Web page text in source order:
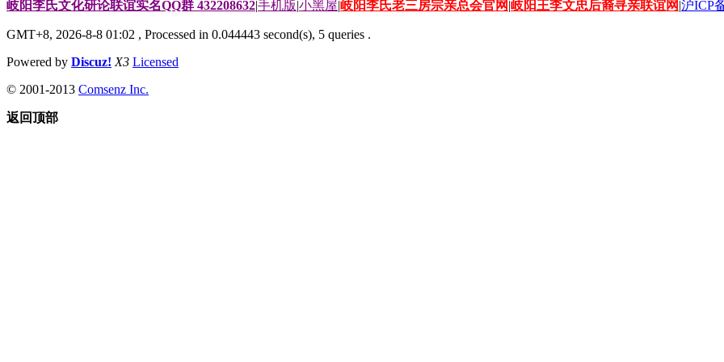
岐阳李氏文化研论联谊实名QQ群 432208632|手机版|小黑屋|岐阳李氏老三房宗亲总会官网|岐阳王李文忠后裔寻亲联谊网|沪ICP
GMT+8, 2026-8-8 01:02 , Processed in 0.044443 second(s), 5 queries .
Powered by Discuz! X3 Licensed
© 2001-2013 Comsenz Inc.
返回顶部